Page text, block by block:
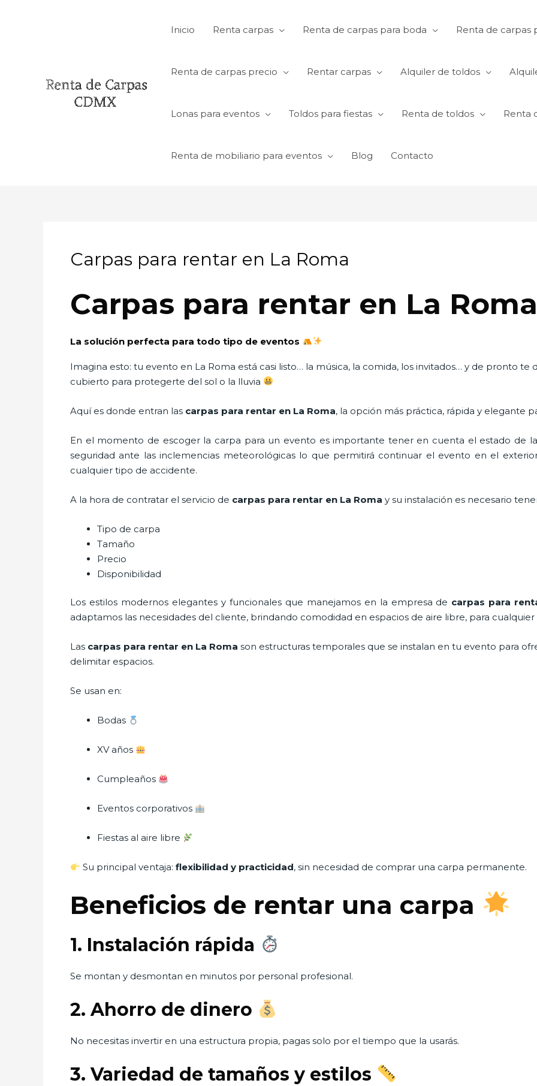
Inicio Renta carpas Renta de carpas para boda Renta de carpas
Renta de carpas precio Rentar carpas Alquiler de toldos
Lonas para eventos Toldos para fiestas Renta de toldos Renta
Renta de mobiliario para eventos Blog Contacto
Carpas para rentar en La Roma
Carpas para rentar en La Roma
La solución perfecta para todo tipo de eventos
Imagina esto: tu evento en La Roma está casi listo… la música, la comida, los invitados… y de pronto te
cubierto para protegerte del sol o la lluvia
Aquí es donde entran las carpas para rentar en La Roma, la opción más práctica, rápida y elegante
En el momento de escoger la carpa para un evento es importante tener en cuenta el estado de
seguridad ante las inclemencias meteorológicas lo que permitirá continuar el evento en el
cualquier tipo de accidente.
A la hora de contratar el servicio de carpas para rentar en La Roma y su instalación es necesario
Tipo de carpa
Tamaño
Precio
Disponibilidad
Los estilos modernos elegantes y funcionales que manejamos en la empresa de carpas para
adaptamos las necesidades del cliente, brindando comodidad en espacios de aire libre, para
Las carpas para rentar en La Roma son estructuras temporales que se instalan en tu evento para
delimitar espacios.
Se usan en:
Bodas
XV años
Cumpleaños
Eventos corporativos
Fiestas al aire libre
Su principal ventaja:flexibilidad y practicidad, sin necesidad de comprar una carpa permanente.
Beneficios de rentar una carpa
1. Instalación rápida
Se montan y desmontan en minutos por personal profesional.
2. Ahorro de dinero
No necesitas invertir en una estructura propia, pagas solo por el tiempo que la usarás.
3. Variedad de tamaños y estilos